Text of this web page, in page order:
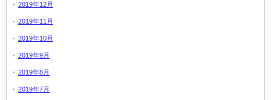
2019年12月
2019年11月
2019年10月
2019年9月
2019年8月
2019年7月